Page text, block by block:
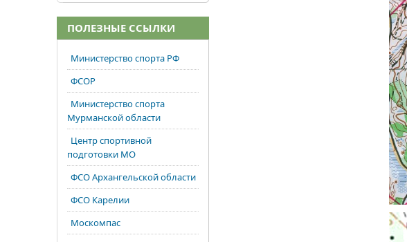
ПОЛЕЗНЫЕ ССЫЛКИ
Министерство спорта РФ
ФСОР
Министерство спорта
Мурманской области
Центр спортивной
подготовки МО
ФСО Архангельской области
ФСО Карелии
Москомпас